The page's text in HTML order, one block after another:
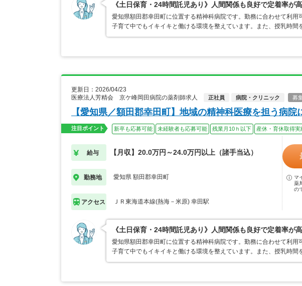
《土日保育・24時間託児あり》人間関係も良好で定着率が
愛知県額田郡幸田町に位置する精神科病院です。勤務に合わせて利用
子育て中でもイキイキと働ける環境を整えています。また、授乳時
更新日：2026/04/23
医療法人芳精会 京ケ峰岡田病院の薬剤師求人
正社員 病院・クリニック 募
【愛知県／額田郡幸田町】地域の精神科医療を担う病院
注目ポイント 新卒も応募可能 未経験者も応募可能 残業月10ｈ以下 産休・育休取得実
給与 【月収】20.0万円～24.0万円以上（諸手当込）
勤務地 愛知県 額田郡幸田町
アクセス ＪＲ東海道本線(熱海－米原) 幸田駅
マ
薬
の
《土日保育・24時間託児あり》人間関係も良好で定着率が
愛知県額田郡幸田町に位置する精神科病院です。勤務に合わせて利用
子育て中でもイキイキと働ける環境を整えています。また、授乳時